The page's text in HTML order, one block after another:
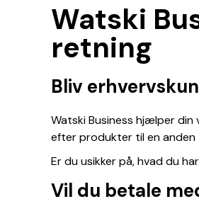
Watski
retning
Bliv
Watski Business hjælper
efter produkter til en
Er du usikker på, hvad du
Vil du betale